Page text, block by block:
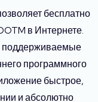
бесплатно
в Интернете.
поддерживаемые
программного
быстрое,
и абсолютно